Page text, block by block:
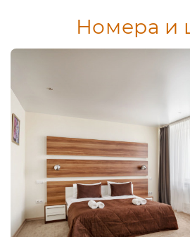
Номера и